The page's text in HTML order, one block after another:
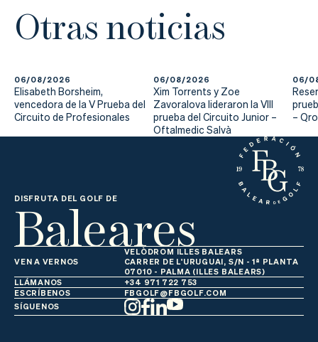
Otras noticias
06/08/2026
Elisabeth Borsheim,
vencedora de la V Prueba del
Circuito de Profesionales
06/08/2026
Xim Torrents y Zoe
Zavoralova lideraron la VIII
prueba del Circuito Junior –
Oftalmedic Salvà
06/
–
DISFRUTA DEL GOLF DE
Baleares
VEN A VERNOS
VELÒDROM ILLES BALEARS
CARRER DE L'URUGUAI, S/N - 1ª PLANTA
07010 - PALMA (ILLES BALEARS)
LLÁMANOS
+34 971 722 753
ESCRÍBENOS
FBGOLF@FBGOLF.COM
SÍGUENOS